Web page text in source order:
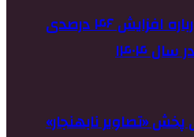
پیشنهاد محمدپور درباره افزایش ۴۶ درصدی
۱۴۰۴
«تصاویر نابهنجار»